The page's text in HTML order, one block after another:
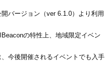
バージョン（ver 6.1.0）より利用
の特性上、地域限定イベン
今後開催されるイベントでも入手